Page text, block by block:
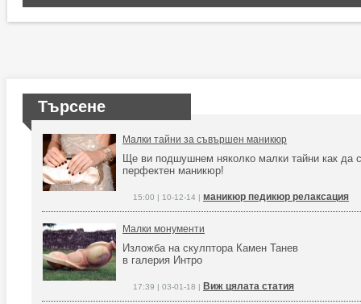
Търсене
Малки тайни за съвършен маникюр
Ще ви подшушнем няколко малки тайни как да
перфектен маникюр!
15:00 | 10-12-14 | маникюр педикюр релаксация
Малки монументи
Изложба на скулптора Камен Танев
в галерия Интро
17:39 | 03-01-18 | Виж цялата статия